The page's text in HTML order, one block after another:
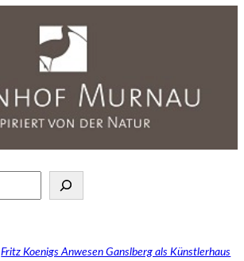
Fritz Koenigs Anwesen Ganslberg als Künstlerhaus